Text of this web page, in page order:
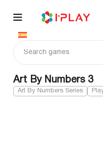
content
Art By Numbers 3
Art By Numbers Series